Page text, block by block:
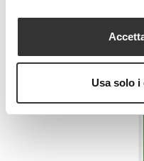
Usa solo i